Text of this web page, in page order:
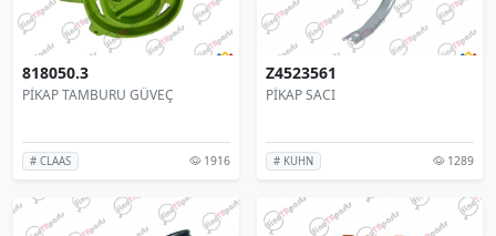
818050.3
PİKAP TAMBURU GÜVEÇ
# CLAAS 1916
Z4523561
PİKAP SACI
# KUHN 1289